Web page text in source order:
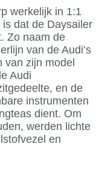
werkelijk in 1:1
dat de Daysailer
Zo naam de
van de Audi’s
van zijn model
Audi
en de
instrumenten
dient. Om
werden lichte
en